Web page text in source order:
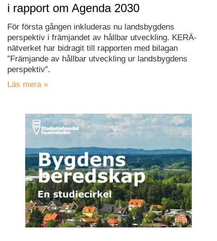
i rapport om Agenda 2030
För första gången inkluderas nu landsbygdens
perspektiv i främjandet av hållbar utveckling. KERÄ-
nätverket har bidragit till rapporten med bilagan
”Främjande av hållbar utveckling ur landsbygdens
perspektiv”.
Läs mera »